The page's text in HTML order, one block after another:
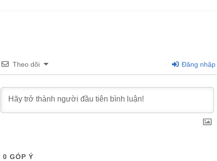
Theo dõi Đăng nhập
0 GÓP Ý